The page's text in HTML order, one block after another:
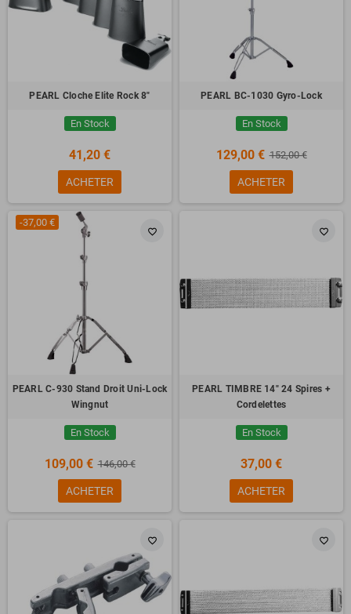
PEARL Cloche Elite Rock 8"
En Stock
41,20 €
ACHETER
PEARL BC-1030 Gyro-Lock
En Stock
129,00 € 152,00 €
ACHETER
favorite_border
-37,00 €
PEARL C-930 Stand Droit Uni-Lock
Wingnut
En Stock
109,00 € 146,00 €
ACHETER
favorite_border
PEARL TIMBRE 14" 24 Spires +
Cordelettes
En Stock
37,00 €
ACHETER
favorite_border favorite_border